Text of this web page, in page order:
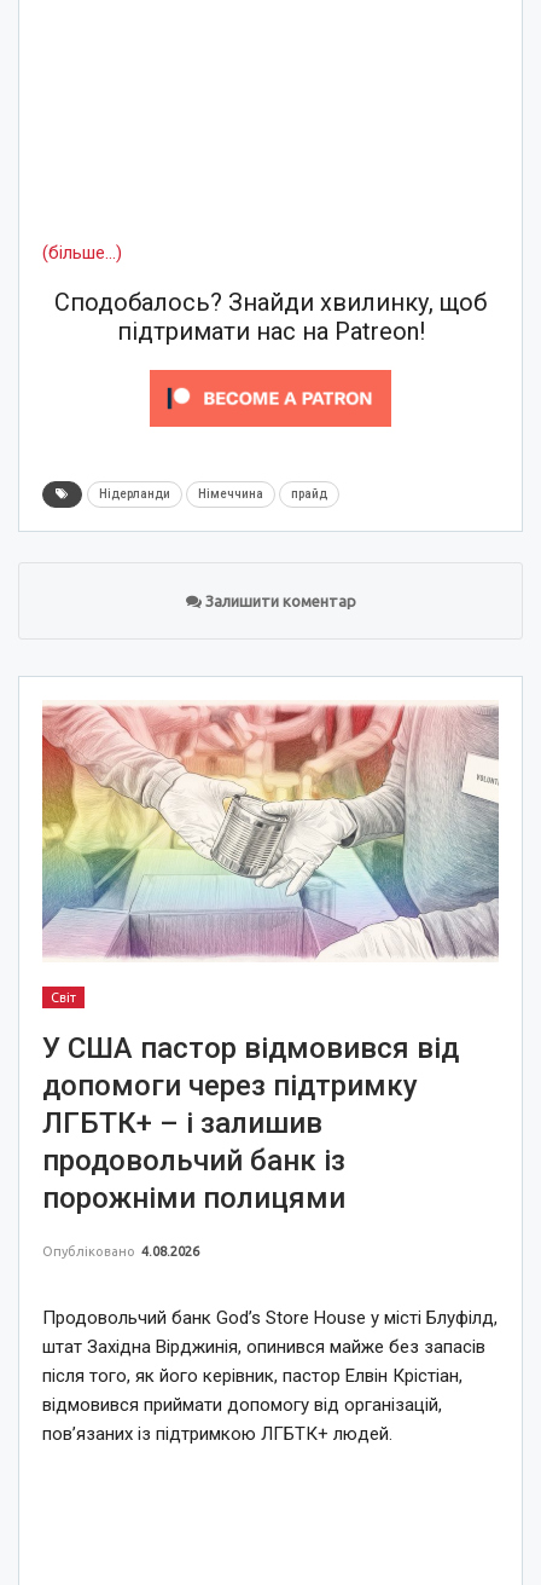
(більше…)
Сподобалось? Знайди хвилинку, щоб
підтримати нас на Patreon!
Нідерланди Німеччина прайд
Залишити коментар
Світ
У США пастор відмовився від
допомоги через підтримку
ЛГБТК+ – і залишив
продовольчий банк із
порожніми полицями
Опубліковано 4.08.2026
Продовольчий банк God’s Store House у місті Блуфілд,
штат Західна Вірджинія, опинився майже без запасів
після того, як його керівник, пастор Елвін Крістіан,
відмовився приймати допомогу від організацій,
пов’язаних із підтримкою ЛГБТК+ людей.